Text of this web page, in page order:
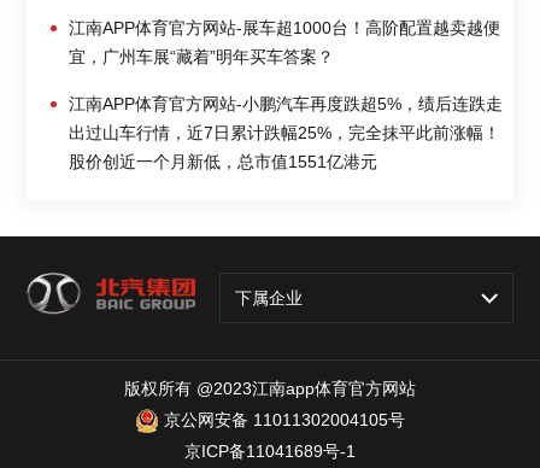
江南APP体育官方网站-展车超1000台！高阶配置越卖越便
宜，广州车展“藏着”明年买车答案？
江南APP体育官方网站-小鹏汽车再度跌超5%，绩后连跌走
出过山车行情，近7日累计跌幅25%，完全抹平此前涨幅！
股价创近一个月新低，总市值1551亿港元
下属企业
版权所有 @2023江南app体育官方网站
京公网安备 11011302004105号
京ICP备11041689号-1